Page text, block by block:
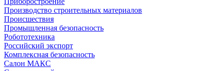
Производство строительных материалов
Происшествия
Промышленная безопасность
Робототехника
Российский экспорт
Комплексная безопасность
Салон МАКС